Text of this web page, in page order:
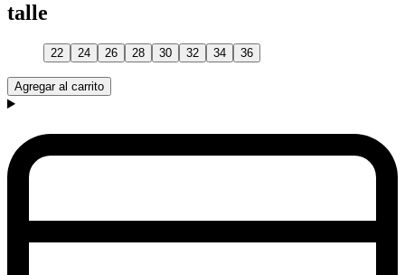
talle
22 24 26 28 30 32 34 36
Agregar al carrito